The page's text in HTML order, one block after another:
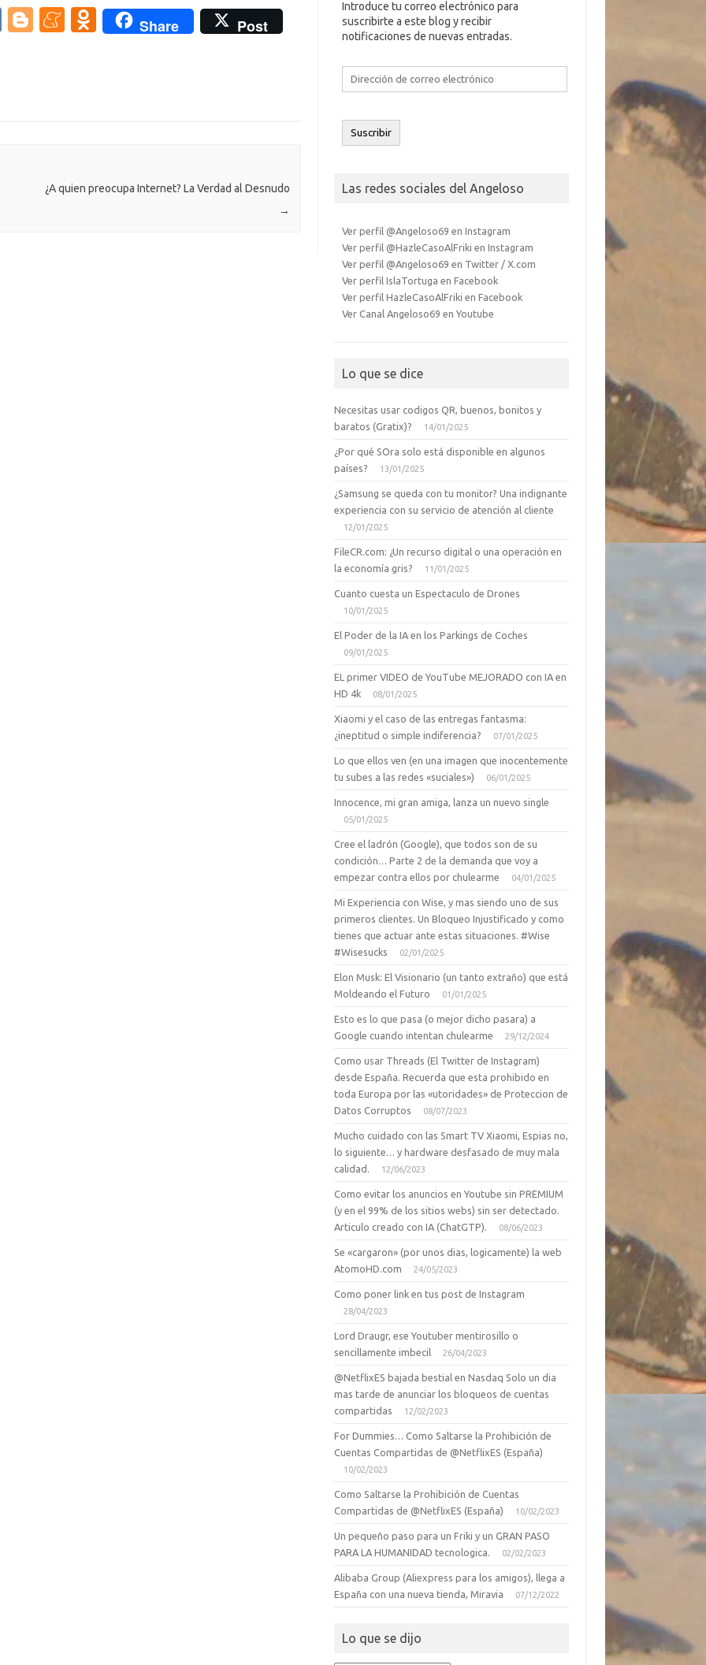
la barra…
visto dar un paso m?y convertir
la aplicaci?el iPhone…
V
Bl
M O
ik
Share
Post
¿A quien preocupa Internet? La Verdad al Desnudo
→
Introduce tu correo electrónico para
suscribirte a este blog y recibir
notificaciones de nuevas entradas.
Dirección
electrónico
Suscribir
Las redes sociales del Angeloso
Ver perfil @Angeloso69 en Instagram
Ver perfil @HazleCasoAlFriki en Instagram
Ver perfil @Angeloso69 en Twitter / X.com
Ver perfil IslaTortuga en Facebook
Ver perfil HazleCasoAlFriki en Facebook
Ver Canal Angeloso69 en Youtube
Lo que se dice
Necesitas usar codigos QR, buenos, bonitos y
baratos (Gratix)?
14/01/2025
¿Por qué SOra solo está disponible en algunos
países?
13/01/2025
¿Samsung se queda con tu monitor? Una indignante
experiencia con su servicio de atención al cliente
12/01/2025
FileCR.com: ¿Un recurso digital o una operación en
la economía gris?
11/01/2025
Cuanto cuesta un Espectaculo de Drones
10/01/2025
El Poder de la IA en los Parkings de Coches
09/01/2025
EL primer VIDEO de YouTube MEJORADO con IA en
HD 4k
08/01/2025
Xiaomi y el caso de las entregas fantasma:
¿ineptitud o simple indiferencia?
07/01/2025
Lo que ellos ven (en una imagen que inocentemente
tu subes a las redes «suciales»)
06/01/2025
Innocence, mi gran amiga, lanza un nuevo single
05/01/2025
Cree el ladrón (Google), que todos son de su
condición… Parte 2 de la demanda que voy a
empezar contra ellos por chulearme
04/01/2025
Mi Experiencia con Wise, y mas siendo uno de sus
primeros clientes. Un Bloqueo Injustificado y como
tienes que actuar ante estas situaciones. #Wise
#Wisesucks
02/01/2025
Elon Musk: El Visionario (un tanto extraño) que está
Moldeando el Futuro
01/01/2025
Esto es lo que pasa (o mejor dicho pasara) a
Google cuando intentan chulearme
29/12/2024
Como usar Threads (El Twitter de Instagram)
desde España. Recuerda que esta prohibido en
toda Europa por las «utoridades» de Proteccion de
Datos Corruptos
08/07/2023
Mucho cuidado con las Smart TV Xiaomi, Espias no,
lo siguiente… y hardware desfasado de muy mala
calidad.
12/06/2023
Como evitar los anuncios en Youtube sin PREMIUM
(y en el 99% de los sitios webs) sin ser detectado.
Articulo creado con IA (ChatGTP).
08/06/2023
Se «cargaron» (por unos dias, logicamente) la web
AtomoHD.com
24/05/2023
Como poner link en tus post de Instagram
28/04/2023
Lord Draugr, ese Youtuber mentirosillo o
sencillamente imbecil
26/04/2023
@NetflixES bajada bestial en Nasdaq Solo un dia
mas tarde de anunciar los bloqueos de cuentas
compartidas
12/02/2023
For Dummies… Como Saltarse la Prohibición de
Cuentas Compartidas de @NetflixES (España)
10/02/2023
Como Saltarse la Prohibición de Cuentas
Compartidas de @NetflixES (España)
10/02/2023
Un pequeño paso para un Friki y un GRAN PASO
PARA LA HUMANIDAD tecnologica.
02/02/2023
Alibaba Group (Aliexpress para los amigos), llega a
España con una nueva tienda, Miravia
07/12/2022
Lo que se dijo